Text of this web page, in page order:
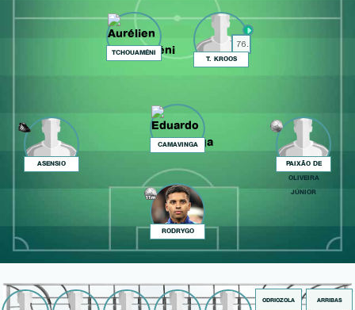
TCHOUAMÉNI
76.
T. KROOS
ASENSIO
CAMAVINGA
PAIXÃO DE
OLIVEIRA
JÚNIOR
RODRYGO
ODRIOZOLA ARRIBAS